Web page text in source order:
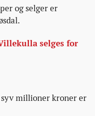
og selger er
selges for
millioner kroner er